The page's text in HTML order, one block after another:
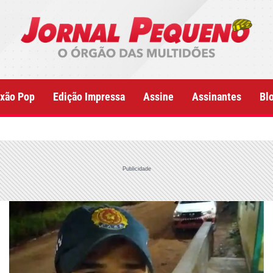
Pop Edição Impressa Assine Assinantes
Publicidade